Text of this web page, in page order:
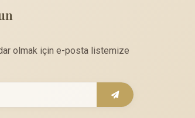
olmak için e-posta listemize